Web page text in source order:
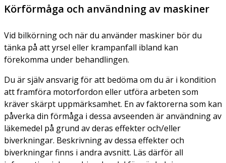
Körförmåga och användning av maskiner
Vid bilkörning och när du använder maskiner bör du
tänka på att yrsel eller krampanfall ibland kan
förekomma under behandlingen.
Du är själv ansvarig för att bedöma om du är i kondition
att framföra motorfordon eller utföra arbeten som
kräver skärpt uppmärksamhet. En av faktorerna som kan
påverka din förmåga i dessa avseenden är användning av
läkemedel på grund av deras effekter och/eller
biverkningar. Beskrivning av dessa effekter och
biverkningar finns i andra avsnitt. Läs därför all